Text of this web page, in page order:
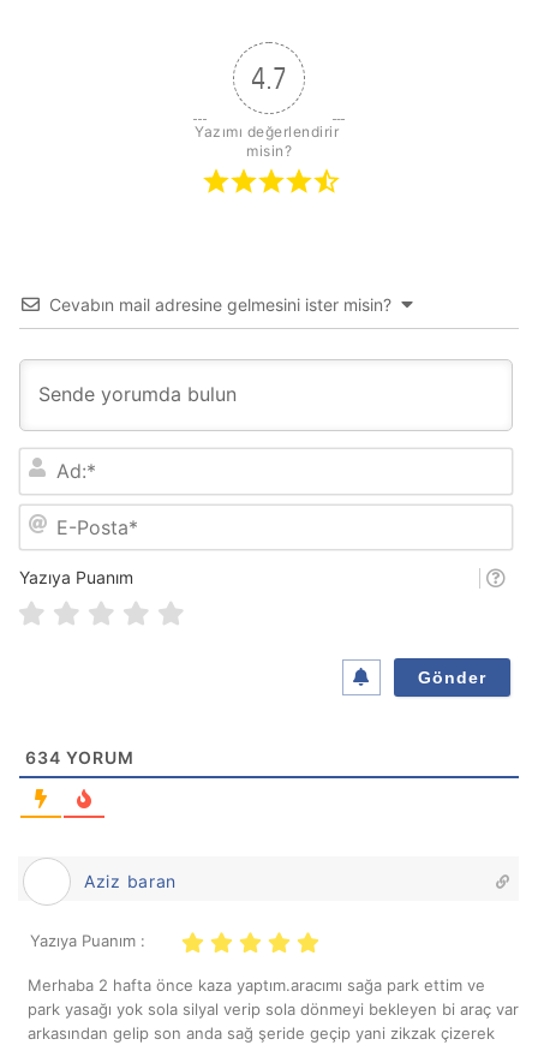
4.7
Yazımı değerlendirir
misin?
Cevabın mail adresine gelmesini ister misin?
:
P
Yazıya Puanım
634 YORUM
Aziz baran
Yazıya Puanım :
Merhaba 2 hafta önce kaza yaptım.aracımı sağa park ettim ve
park yasağı yok sola silyal verip sola dönmeyi bekleyen bi araç var
arkasından gelip son anda sağ şeride geçip yani zikzak çizerek